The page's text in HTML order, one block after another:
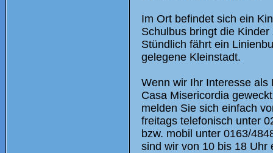
Im Ort befindet sich ein
Schulbus bringt die Kinder
Stündlich fährt ein
gelegene Kleinstadt.
Wenn wir Ihr Interesse als
Casa Misericordia
melden Sie sich einfach
freitags telefonisch unter
bzw. mobil unter 0163/
sind wir von 10 bis 18 Uhr